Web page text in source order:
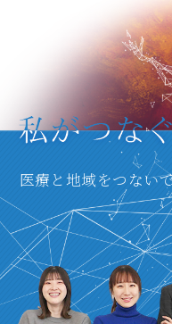
医療と地域をつない